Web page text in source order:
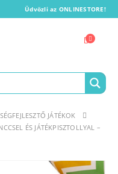
Üdvözli az ONLINESTORE!
JÁTÉKOK
ÉS JÁTÉKPISZTOLLYAL –